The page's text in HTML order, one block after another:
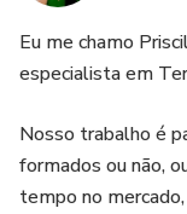
Eu me chamo
especialista em
Nosso trabalho é
formados ou não,
tempo no